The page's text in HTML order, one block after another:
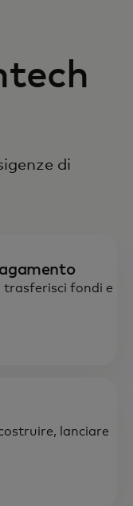
di
trasferisci fondi e
lanciare